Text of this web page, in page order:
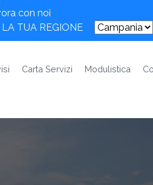
con noi
TUA REGIONE
Carta Servizi Modulistica